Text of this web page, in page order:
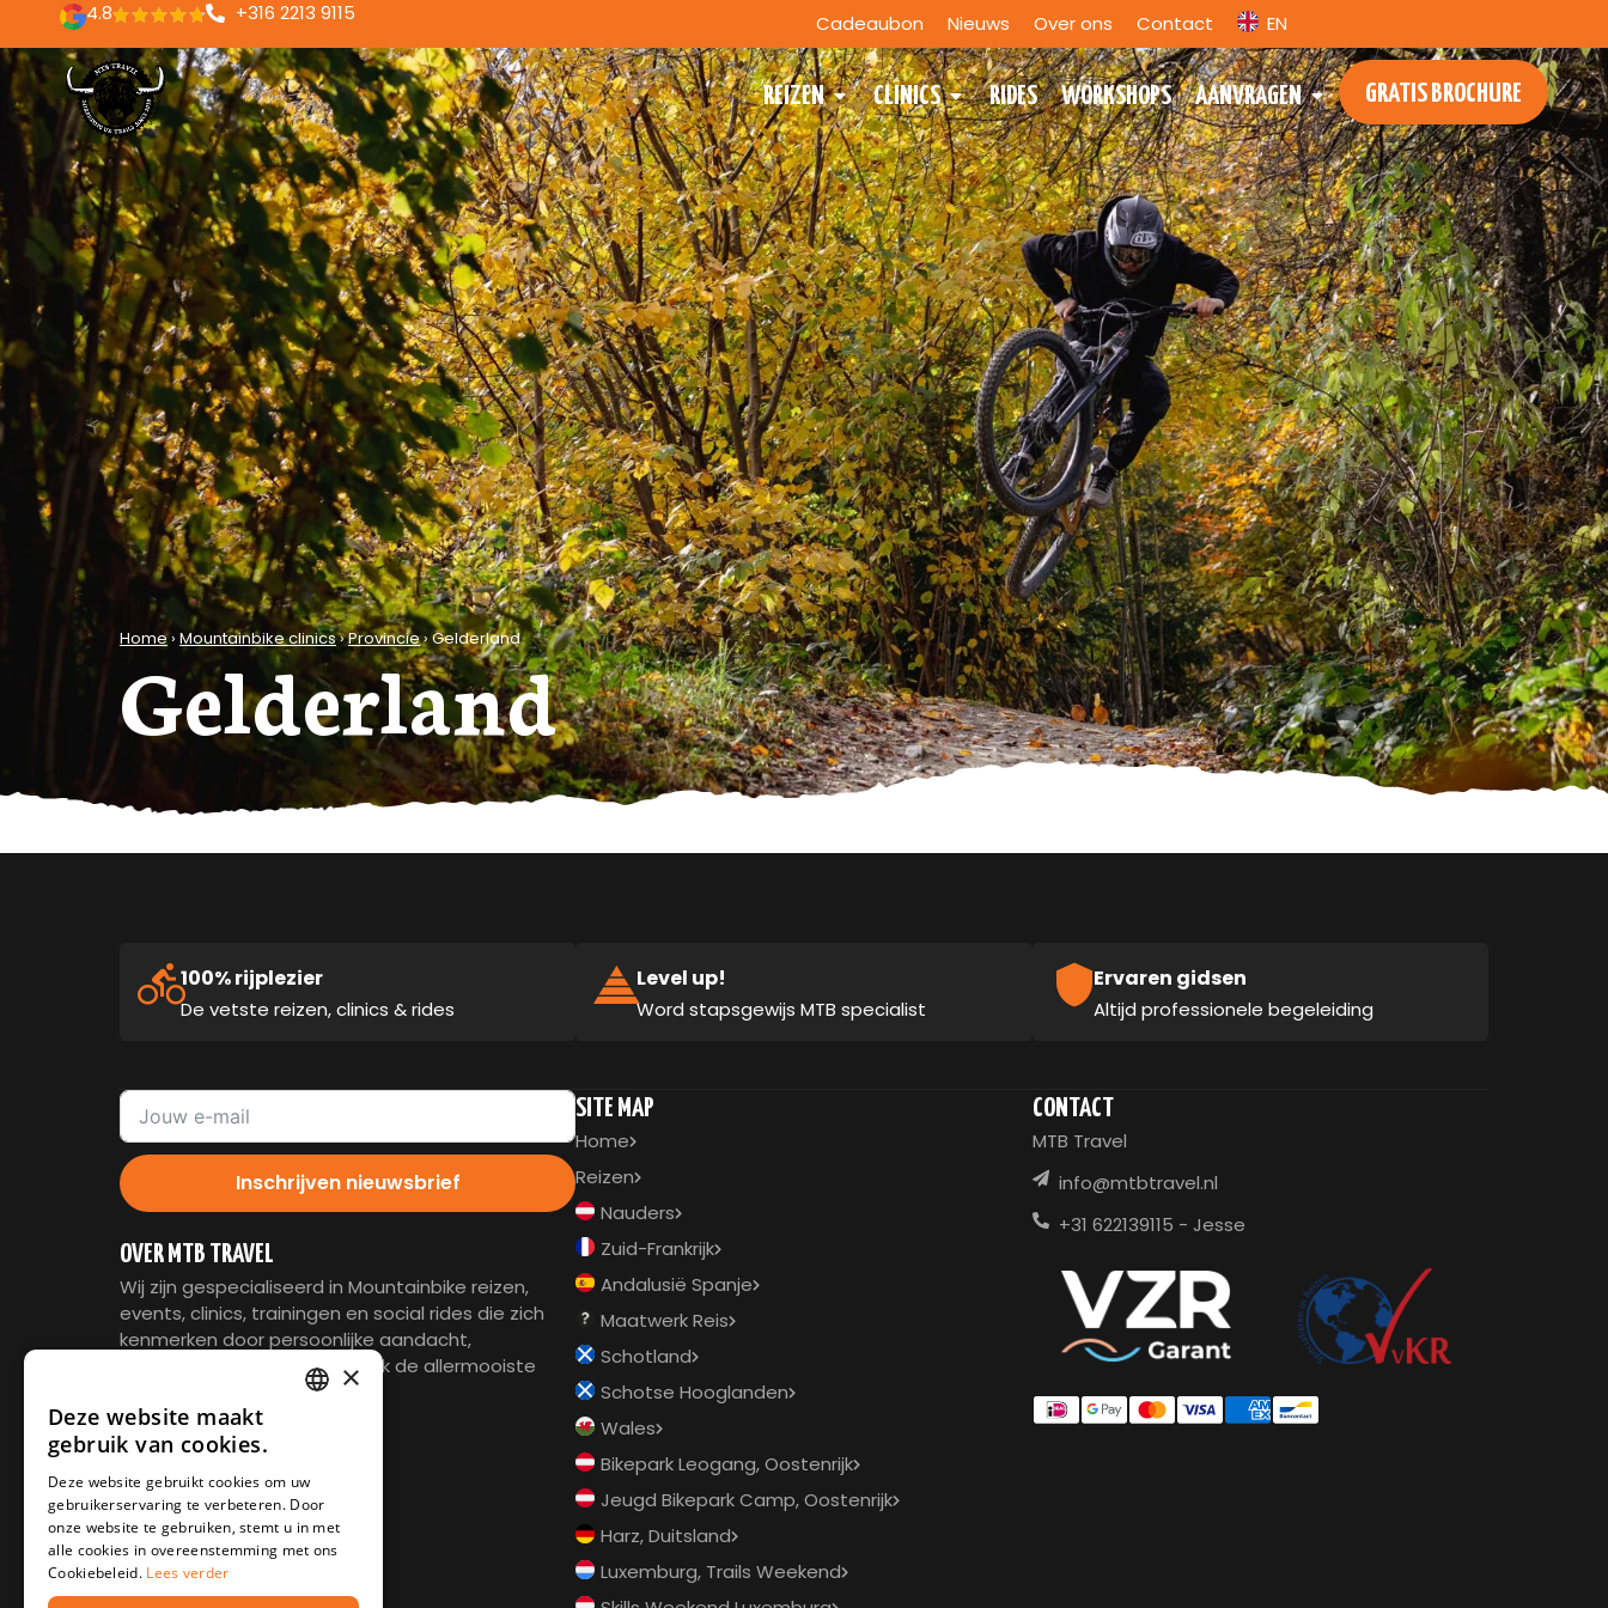
4.8 +316 2213 9115 Cadeaubon Nieuws Over ons Contact EN
REIZEN CLINICS RIDES WORKSHOPS AANVRAGEN GRATIS BROCHURE
Home› Mountainbike clinics›Provincie›Gelderland
Gelderland
100% rijplezier
De vetste reizen, clinics & rides
Level up!
Word stapsgewijs MTB specialist
Ervaren gidsen
Altijd professionele begeleiding
Inschrijven nieuwsbrief
OVER MTB TRAVEL
Wij zijn gespecialiseerd in Mountainbike reizen,
events, clinics, trainingen en social rides die zich
kenmerken door persoonlijke aandacht,
ontspannen sfeer en natuurlijk de allermooiste
PARTNERS
SITE MAP
Home
Reizen
Nauders
Zuid-Frankrijk
Andalusië Spanje
Maatwerk Reis
Schotland
Schotse Hooglanden
Wales
Bikepark Leogang, Oostenrijk
Jeugd Bikepark Camp, Oostenrijk
Harz, Duitsland
Luxemburg, Trails Weekend
CONTACT
MTB Travel
info@mtbtravel.nl
+31 622139115 - Jesse
×
Deze website maakt
gebruik van cookies.
Deze website gebruikt cookies om uw
gebruikerservaring te verbeteren. Door
onze website te gebruiken, stemt u in met
alle cookies in overeenstemming met ons
Cookiebeleid. Lees verder